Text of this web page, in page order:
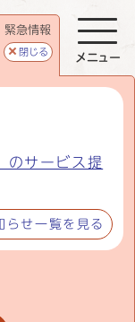
緊急情報
閉じる
のサービス提
らせ一覧を見る
メニュー